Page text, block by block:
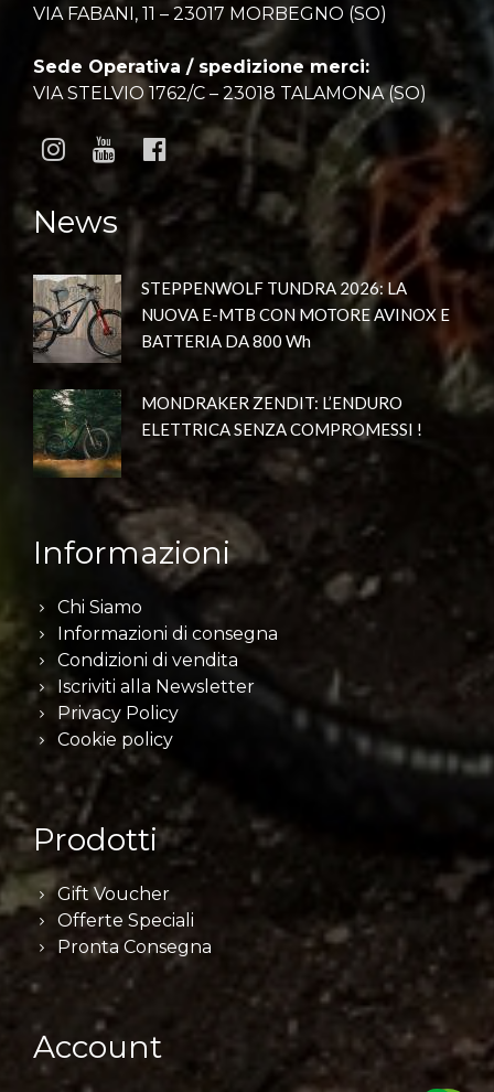
VIA FABANI, 11 – 23017 MORBEGNO (SO)
Sede Operativa / spedizione merci:
VIA STELVIO 1762/C – 23018 TALAMONA (SO)
News
STEPPENWOLF TUNDRA 2026: LA
NUOVA E-MTB CON MOTORE AVINOX E
BATTERIA DA 800 Wh
MONDRAKER ZENDIT: L’ENDURO
ELETTRICA SENZA COMPROMESSI !
Informazioni
Chi Siamo
Informazioni di consegna
Condizioni di vendita
Iscriviti alla Newsletter
Privacy Policy
Cookie policy
Prodotti
Gift Voucher
Offerte Speciali
Pronta Consegna
Account